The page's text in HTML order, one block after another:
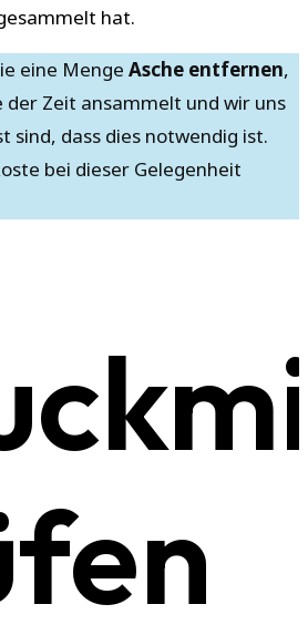
hat.
eine Menge Asche entfernen,
der Zeit ansammelt und wir uns
sind, dass dies notwendig ist.
bei dieser Gelegenheit